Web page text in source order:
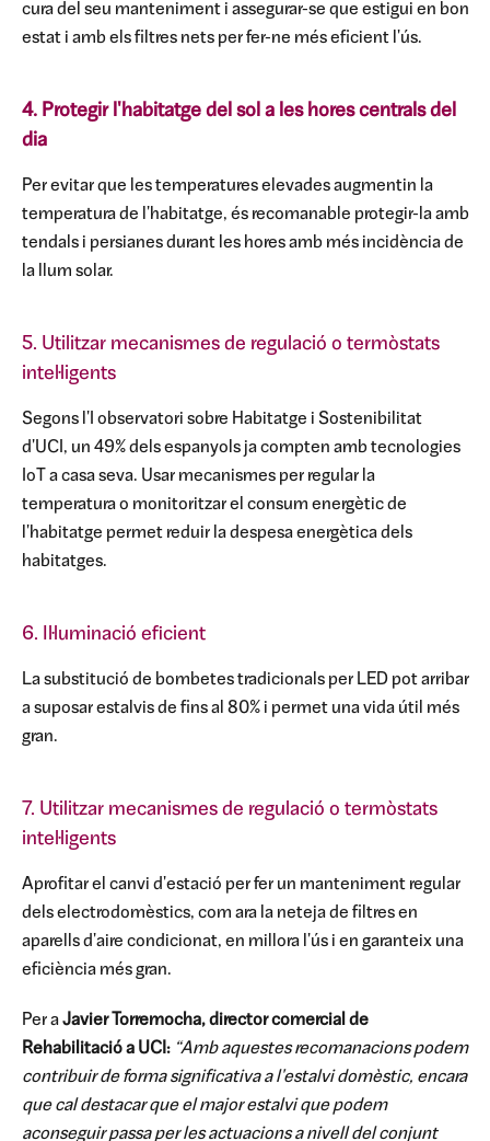
cura del seu manteniment i assegurar-se que estigui en bon
estat i amb els filtres nets per fer-ne més eficient l'ús.
4. Protegir l'habitatge del sol a les hores centrals del
dia
Per evitar que les temperatures elevades augmentin la
temperatura de l'habitatge, és recomanable protegir-la amb
tendals i persianes durant les hores amb més incidència de
la llum solar.
5. Utilitzar mecanismes de regulació o termòstats
intel·ligents
Segons l'I observatori sobre Habitatge i Sostenibilitat
d'UCI, un 49% dels espanyols ja compten amb tecnologies
IoT a casa seva. Usar mecanismes per regular la
temperatura o monitoritzar el consum energètic de
l'habitatge permet reduir la despesa energètica dels
habitatges.
6. Il·luminació eficient
La substitució de bombetes tradicionals per LED pot arribar
a suposar estalvis de fins al 80% i permet una vida útil més
gran.
7. Utilitzar mecanismes de regulació o termòstats
intel·ligents
Aprofitar el canvi d'estació per fer un manteniment regular
dels electrodomèstics, com ara la neteja de filtres en
aparells d'aire condicionat, en millora l'ús i en garanteix una
eficiència més gran.
Per aJavier Torremocha, director comercial de
Rehabilitació a UCI: “Amb aquestes recomanacions podem
contribuir de forma significativa a l'estalvi domèstic, encara
que cal destacar que el major estalvi que podem
aconseguir passa per les actuacions a nivell del conjunt